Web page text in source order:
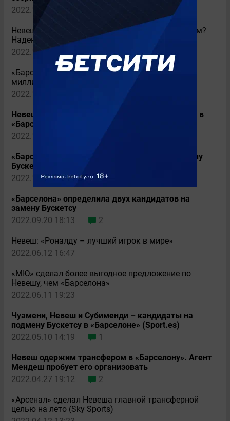
2022.12.17 09:36
Невеш: «Выход на поле активиста с ЛГБТ-флагом?
Надеюсь, с ним ничего не произойдет»
2022.11.29 02:56
«Барселона» может заплатить за Невеша 50
миллионов
2022.10.26 08:37
Невеш близок к переходу из «Вулверхэмптона» в
«Барселону»
2022.10.25 22:56
«Барселона» планирует зимой подписать замену
Бускетсу. В шорт-листе четыре игрока
2022.10.19 12:42
2
«Барселона» определила двух кандидатов на
замену Бускетсу
2022.09.20 18:13
2
Невеш: «Роналду – лучший игрок в мире»
2022.06.12 16:47
«МЮ» сделал более выгодное предложение по
Невешу, чем «Барселона»
2022.06.11 19:23
Чуамени, Невеш и Субименди – кандидаты на
подмену Бускетсу в «Барселоне» (Sport.es)
2022.05.10 14:19
1
Невеш одержим трансфером в «Барселону». Агент
Мендеш пробует его организовать
2022.04.27 19:12
2
«Арсенал» сделал Невеша главной трансферной
целью на лето (Sky Sports)